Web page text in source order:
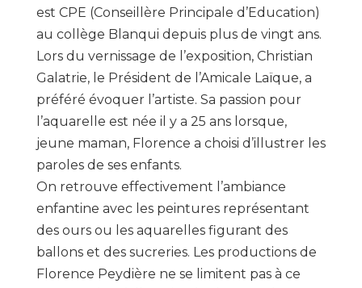
est CPE (Conseillère Principale d’Education)
au collège Blanqui depuis plus de vingt ans.
Lors du vernissage de l’exposition, Christian
Galatrie, le Président de l’Amicale Laïque, a
préféré évoquer l’artiste. Sa passion pour
l’aquarelle est née il y a 25 ans lorsque,
jeune maman, Florence a choisi d’illustrer les
paroles de ses enfants.
On retrouve effectivement l’ambiance
enfantine avec les peintures représentant
des ours ou les aquarelles figurant des
ballons et des sucreries. Les productions de
Florence Peydière ne se limitent pas à ce